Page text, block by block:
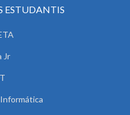
ESTUDANTIS
Jr